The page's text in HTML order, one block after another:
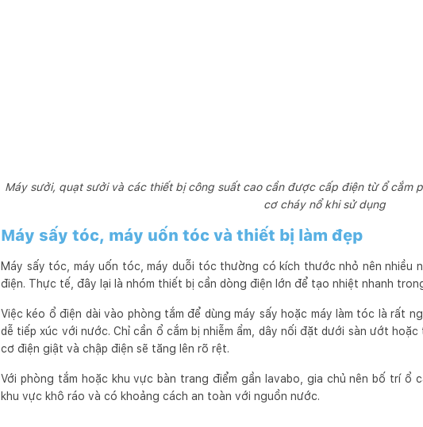
Máy sưởi, quạt sưởi và các thiết bị công suất cao cần được cấp điện từ ổ cắm
cơ cháy nổ khi sử dụng
Máy sấy tóc, máy uốn tóc và thiết bị làm đẹp
Máy sấy tóc, máy uốn tóc, máy duỗi tóc thường có kích thước nhỏ nên nhiều
điện. Thực tế, đây lại là nhóm thiết bị cần dòng điện lớn để tạo nhiệt nhanh
Việc kéo ổ điện dài vào phòng tắm để dùng máy sấy hoặc máy làm tóc là rất
dễ tiếp xúc với nước. Chỉ cần ổ cắm bị nhiễm ẩm, dây nối đặt dưới sàn ướt
cơ điện giật và chập điện sẽ tăng lên rõ rệt.
Với phòng tắm hoặc khu vực bàn trang điểm gần lavabo, gia chủ nên bố trí ổ
khu vực khô ráo và có khoảng cách an toàn với nguồn nước.